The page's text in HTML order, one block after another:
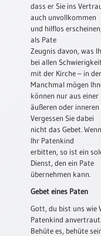
Sortimente
Neuerscheinungen
Themen
Anlässe
Taufe
Patenamt
Konfirmation
Konfirmationsjubiläum
Trauung
Eheschliessung
dass er Sie ins
auch unvollkommen
und hilflos
als Pate
Zeugnis davon, was
bei allen
mit der Kirche – in
Manchmal mögen
können nur aus einer
äußeren oder
Vergessen Sie dabei
nicht das Gebet.
Ihr Patenkind
erbitten, so ist ein
Dienst, den ein Pate
übernehmen kann.
Gebet eines Paten
Gott, du bist uns wie
Patenkind anvertraut.
Behüte es, behüte